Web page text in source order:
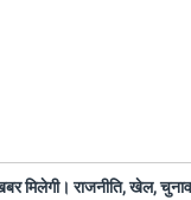
मिलेगी। राजनीति, खेल,